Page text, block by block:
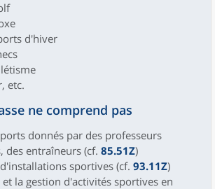
d'hiver
etc.
ne comprend pas
donnés par des professeurs
des entraîneurs (cf. 85.51Z)
sportives (cf. 93.11Z)
la gestion d'activités sportives en